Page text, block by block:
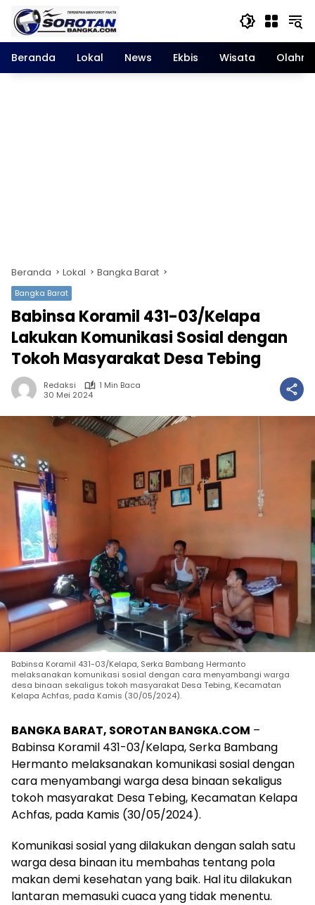
Langsung
konten
Beranda
Lokal News Ekbis Wisata
Beranda Lokal Bangka Barat
Bangka Barat
Babinsa Koramil 431-03/Kelapa
Lakukan Komunikasi Sosial dengan
Tokoh Masyarakat Desa Tebing
Redaksi
1 Min Baca
30 Mei 2024
Babinsa Koramil 431-03/Kelapa, Serka Bambang Hermanto
melaksanakan komunikasi sosial dengan cara menyambangi warga
desa binaan sekaligus tokoh masyarakat Desa Tebing, Kecamatan
Kelapa Achfas, pada Kamis (30/05/2024).
BANGKA BARAT, SOROTAN BANGKA.COM –
Babinsa Koramil 431-03/Kelapa, Serka Bambang
Hermanto melaksanakan komunikasi sosial dengan
cara menyambangi warga desa binaan sekaligus
tokoh masyarakat Desa Tebing, Kecamatan Kelapa
Achfas, pada Kamis (30/05/2024).
Komunikasi sosial yang dilakukan dengan salah satu
warga desa binaan itu membahas tentang pola
makan demi kesehatan yang baik. Hal itu dilakukan
lantaran memasuki cuaca yang tidak menentu.